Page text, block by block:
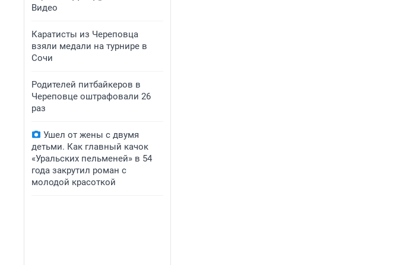
Видео
Каратисты из Череповца
взяли медали на турнире в
Сочи
Родителей питбайкеров в
Череповце оштрафовали 26
раз
Ушел от жены с двумя
детьми. Как главный качок
«Уральских пельменей» в 54
года закрутил роман с
молодой красоткой